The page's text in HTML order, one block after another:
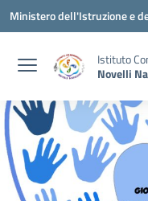
Vai ai contenuti
Vai al menu di navigazione
Vai al footer
Ministero dell'Istruzione e
Istituto
Novelli